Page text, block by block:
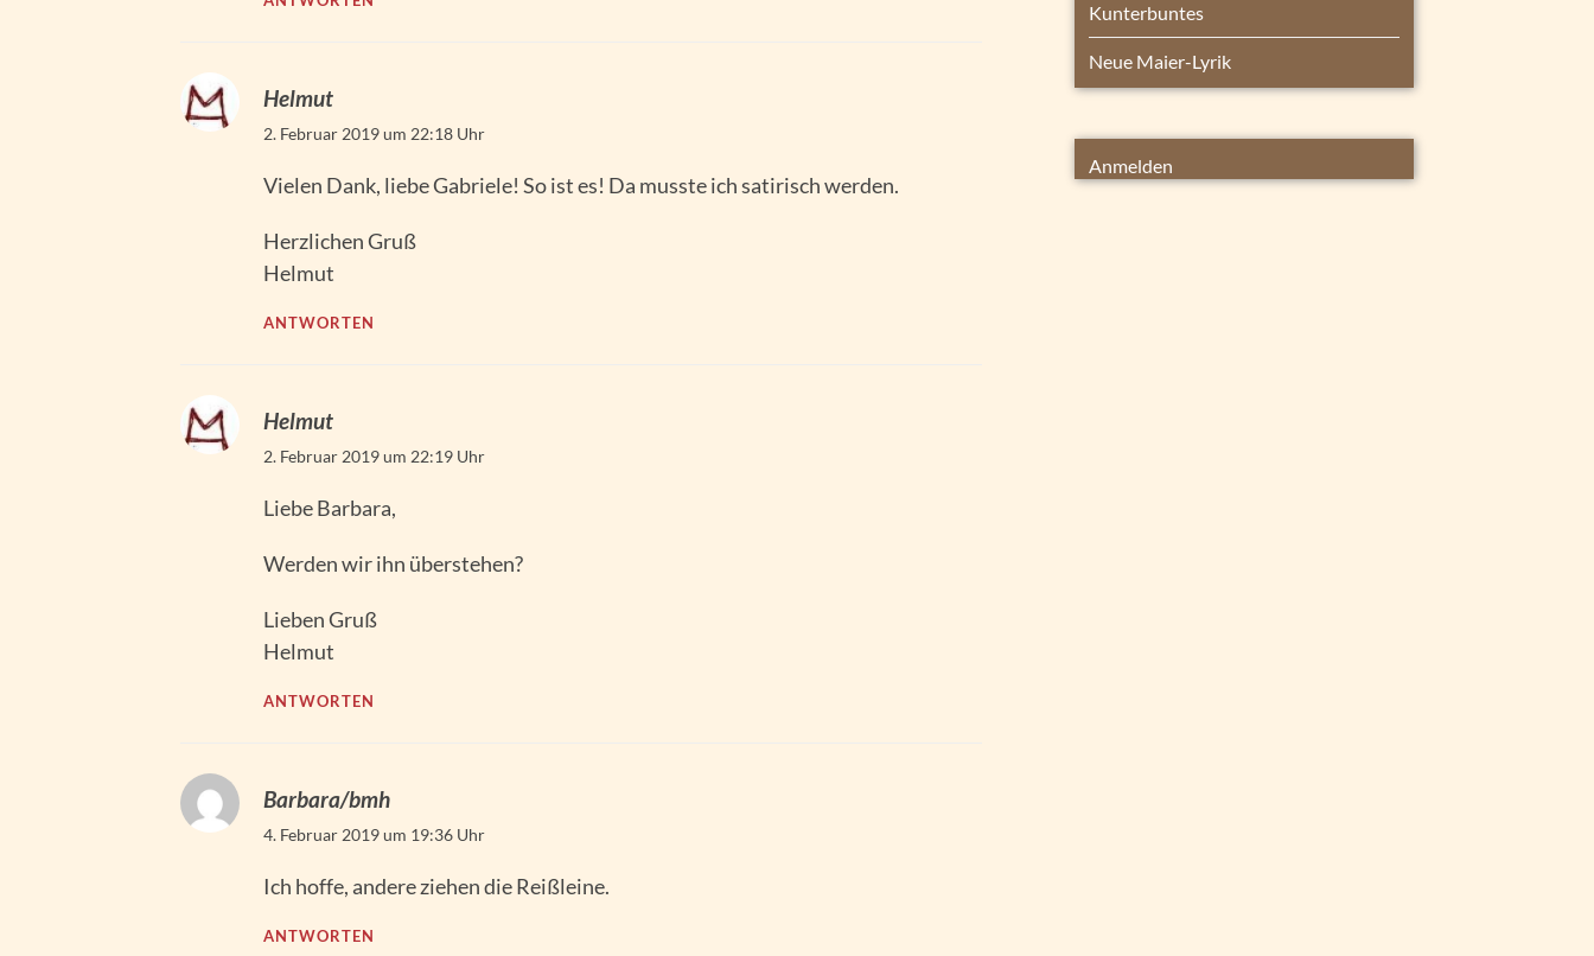
Helmut
2. Februar 2019 um 22:18 Uhr
Vielen Dank, liebe Gabriele! So ist es! Da musste ich satirisch werden.
Herzlichen Gruß
Helmut
ANTWORTEN
Helmut
2. Februar 2019 um 22:19 Uhr
Liebe Barbara,
Werden wir ihn überstehen?
Lieben Gruß
Helmut
ANTWORTEN
Barbara/bmh
4. Februar 2019 um 19:36 Uhr
Ich hoffe, andere ziehen die Reißleine.
ANTWORTEN
Kunterbuntes
Neue Maier-Lyrik
Anmelden